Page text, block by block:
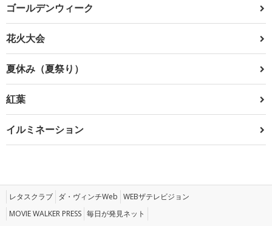
ゴールデンウィーク
花火大会
夏休み（夏祭り）
紅葉
イルミネーション
レタスクラブ ダ・ヴィンチWeb WEBザテレビジョン
MOVIE WALKER PRESS 毎日が発見ネット